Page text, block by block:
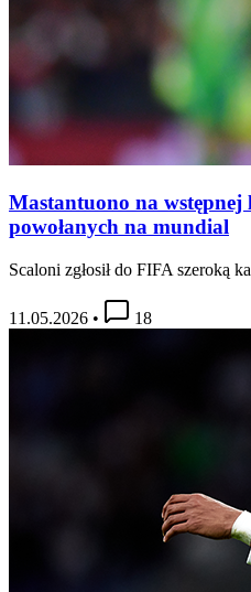
Mastantuono na wstępnej
powołanych na mundial
Scaloni zgłosił do FIFA szeroką
11.05.2026 • 18